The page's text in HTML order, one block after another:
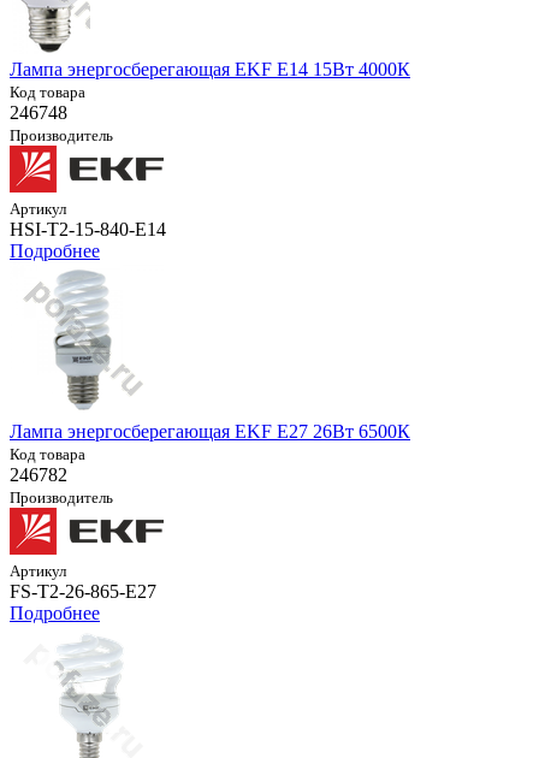
Лампа энергосберегающая EKF E14 15Вт 4000К
Код товара
246748
Производитель
Артикул
HSI-T2-15-840-E14
Подробнее
Лампа энергосберегающая EKF E27 26Вт 6500К
Код товара
246782
Производитель
Артикул
FS-T2-26-865-E27
Подробнее